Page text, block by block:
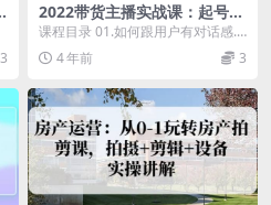
3
2022带货主播实战课：起号话
术 高转化塑造 憋单 停留 互动
全面讲解
课程目录 01.如何跟用户有对话感.
mp4 02.建模打标签（如何获取精
准流量）...
4 年前 3